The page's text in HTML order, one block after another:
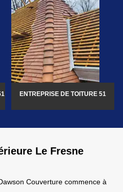
ENTREPRISE DE TOITURE 51
Le Fresne
Couverture commence à